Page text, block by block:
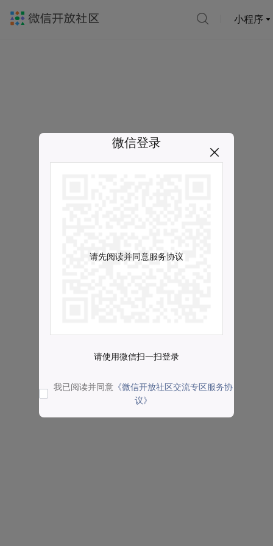
小程序
微信登录
请先阅读并同意服务协议
请使用微信扫一扫登录
我已阅读并同意 《微信开放社区交流专区服务协
议》